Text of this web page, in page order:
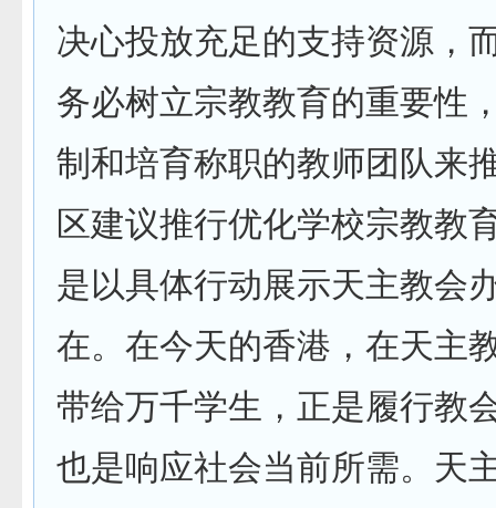
决心投放充足的支持资源，
务必树立宗教教育的重要性
制和培育称职的教师团队来
区建议推行优化学校宗教教
是以具体行动展示天主教会
在。在今天的香港，在天主
带给万千学生，正是履行教
也是响应社会当前所需。天